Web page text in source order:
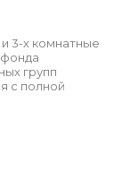
3-х комнатные
групп
с полной